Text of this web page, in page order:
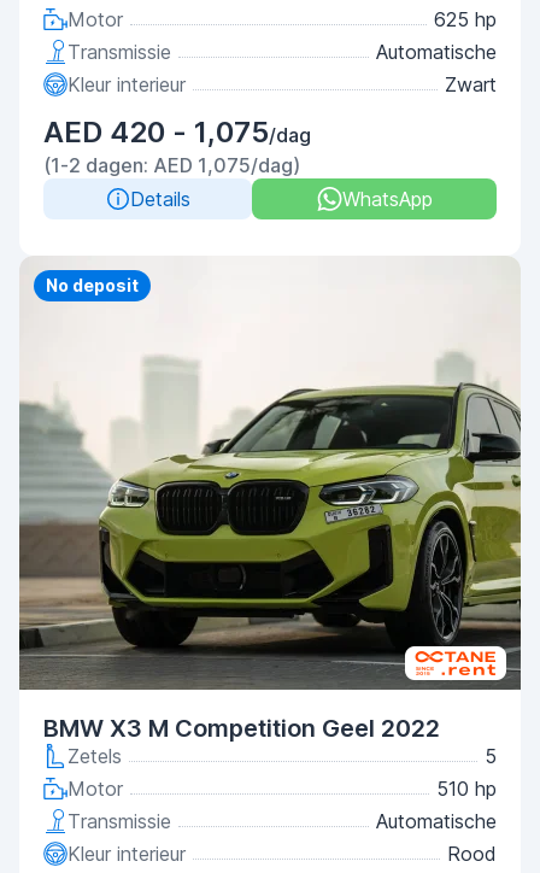
Motor
625 hp
Transmissie
Automatische
Kleur interieur
Zwart
AED 420 - 1,075/dag
(1-2 dagen: AED 1,075/dag)
Details
WhatsApp
Priority
No deposit
BMW X3 M Competition Geel 2022
Zetels
5
Motor
510 hp
Transmissie
Automatische
Kleur interieur
Rood